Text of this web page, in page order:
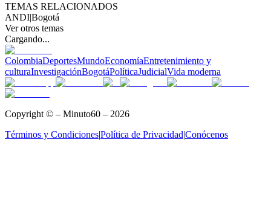
TEMAS RELACIONADOS
ANDI|Bogotá
Ver otros temas
Cargando...
ColombiaDeportesMundoEconomíaEntretenimiento y
culturaInvestigaciónBogotáPolíticaJudicialVida moderna
Copyright © – Minuto60 – 2026
Términos y Condiciones|Política de Privacidad|Conócenos